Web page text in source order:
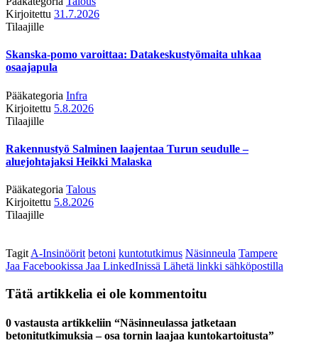
Kirjoitettu 31.7.2026
Tilaajille
Skanska-pomo varoittaa: Datakeskustyömaita uhkaa
osaajapula
Pääkategoria Infra
Kirjoitettu 5.8.2026
Tilaajille
Rakennustyö Salminen laajentaa Turun seudulle –
aluejohtajaksi Heikki Malaska
Pääkategoria Talous
Kirjoitettu 5.8.2026
Tilaajille
Tagit A-Insinöörit betoni kuntotutkimus Näsinneula Tampere
Jaa Facebookissa Jaa LinkedInissä Lähetä linkki sähköpostilla
Tätä artikkelia ei ole kommentoitu
0 vastausta artikkeliin “Näsinneulassa jatketaan
betonitutkimuksia – osa tornin laajaa kuntokartoitusta”